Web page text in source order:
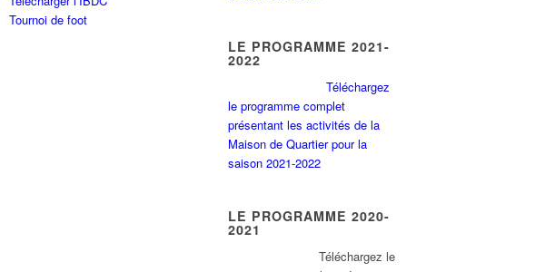
Tournoi de foot
LE PROGRAMME 2021-
2022
Téléchargez
le programme complet
présentant les activités de la
Maison de Quartier pour la
saison 2021-2022
LE PROGRAMME 2020-
2021
Téléchargez le